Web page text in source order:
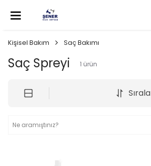
Kişisel Bakım Saç Bakımı
Saç Spreyi 1 ürün
Sırala